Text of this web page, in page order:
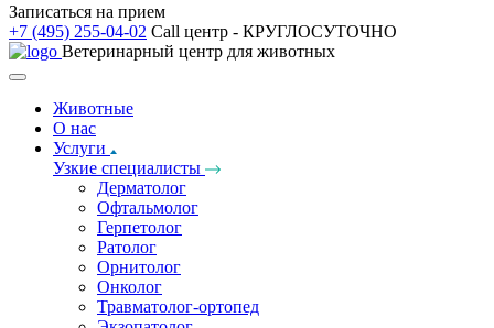
Записаться на прием
+7 (495) 255-04-02 Call центр - КРУГЛОСУТОЧНО
Ветеринарный центр для животных
Животные
О нас
Услуги
Узкие специалисты
Дерматолог
Офтальмолог
Герпетолог
Ратолог
Орнитолог
Онколог
Травматолог-ортопед